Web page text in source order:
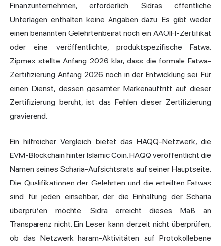
Finanzunternehmen, erforderlich. Sidras öffentliche
Unterlagen enthalten keine Angaben dazu. Es gibt weder
einen benannten Gelehrtenbeirat noch ein AAOIFI-Zertifikat
oder eine veröffentlichte, produktspezifische Fatwa.
Zipmex stellte Anfang 2026 klar, dass die formale Fatwa-
Zertifizierung Anfang 2026 noch in der Entwicklung sei. Für
einen Dienst, dessen gesamter Markenauftritt auf dieser
Zertifizierung beruht, ist das Fehlen dieser Zertifizierung
gravierend.
Ein hilfreicher Vergleich bietet das HAQQ-Netzwerk, die
EVM-Blockchain hinter Islamic Coin. HAQQ veröffentlicht die
Namen seines Scharia-Aufsichtsrats auf seiner Hauptseite.
Die Qualifikationen der Gelehrten und die erteilten Fatwas
sind für jeden einsehbar, der die Einhaltung der Scharia
überprüfen möchte. Sidra erreicht dieses Maß an
Transparenz nicht. Ein Leser kann derzeit nicht überprüfen,
ob das Netzwerk haram-Aktivitäten auf Protokollebene